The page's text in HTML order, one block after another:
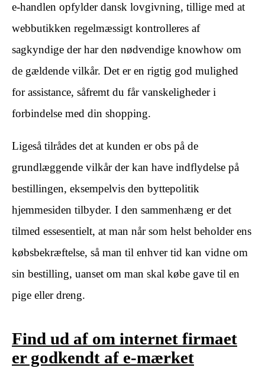
e-handlen opfylder dansk lovgivning, tillige med at
webbutikken regelmæssigt kontrolleres af
sagkyndige der har den nødvendige knowhow om
de gældende vilkår. Det er en rigtig god mulighed
for assistance, såfremt du får vanskeligheder i
forbindelse med din shopping.
Ligeså tilrådes det at kunden er obs på de
grundlæggende vilkår der kan have indflydelse på
bestillingen, eksempelvis den byttepolitik
hjemmesiden tilbyder. I den sammenhæng er det
tilmed essesentielt, at man når som helst beholder ens
købsbekræftelse, så man til enhver tid kan vidne om
sin bestilling, uanset om man skal købe gave til en
pige eller dreng.
Find ud af om internet firmaet
er godkendt af e-mærket